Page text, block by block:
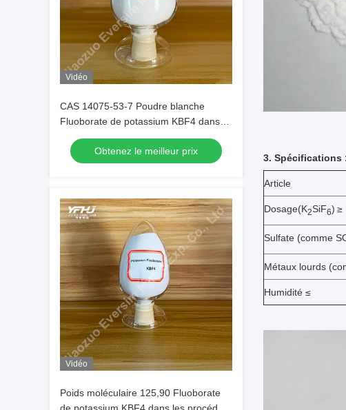
Vidéo
CAS 14075-53-7 Poudre blanche
Fluoborate de potassium KBF4 dans
les procédés électrochimiques
Obtenez le meilleur prix
Vidéo
Poids moléculaire 125,90 Fluoborate
3. Spécifications
Article
Dosage(K2SiF6) ≥
Sulfate (comme
Métaux lourds
Humidité ≤